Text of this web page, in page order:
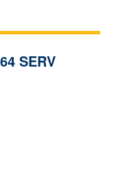
SERV